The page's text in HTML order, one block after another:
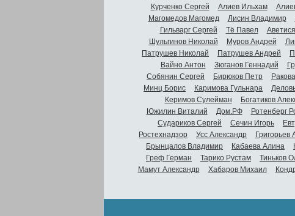
Курченко Сергей
Алиев Ильхам
Магомедов Магомед
Лисин Владимир
Гильварг Сергей
Тё Павел
Шульгинов Николай
Муров Андрей
Патрушев Николай
Патрушев Андрей
Вайно Антон
Зюганов Геннадий
Собянин Сергей
Бирюков Петр
Минц Борис
Каримова Гульнара
Керимов Сулейман
Богатиков
Южилин Виталий
Дом.РФ Ротенберг
Судариков Сергей
Сечин Игорь
Ростехнадзор
Усс Александр Григорьев
Брынцалов Владимир
Кабаева Алина
Греф Герман
Тарико Рустам Тиньков
Мамут Александр
Хабаров Михаил